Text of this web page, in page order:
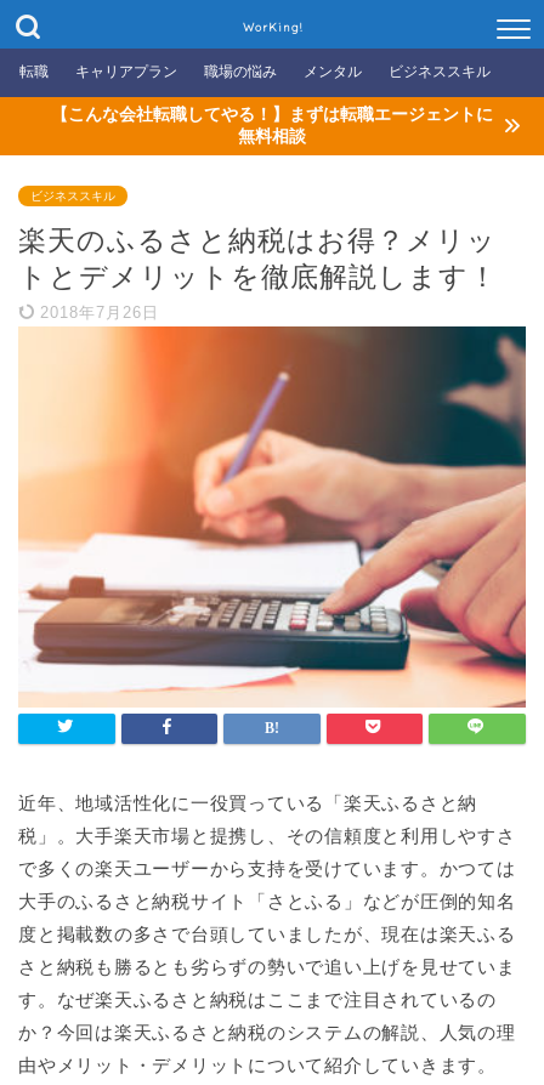
WorKing!
転職 キャリアプラン 職場の悩み メンタル ビジネススキル
【こんな会社転職してやる！】まずは転職エージェントに
無料相談
ビジネススキル
楽天のふるさと納税はお得？メリッ
トとデメリットを徹底解説します！
2018年7月26日
近年、地域活性化に一役買っている「楽天ふるさと納
税」。大手楽天市場と提携し、その信頼度と利用しやすさ
で多くの楽天ユーザーから支持を受けています。かつては
大手のふるさと納税サイト「さとふる」などが圧倒的知名
度と掲載数の多さで台頭していましたが、現在は楽天ふる
さと納税も勝るとも劣らずの勢いで追い上げを見せていま
す。なぜ楽天ふるさと納税はここまで注目されているの
か？今回は楽天ふるさと納税のシステムの解説、人気の理
由やメリット・デメリットについて紹介していきます。